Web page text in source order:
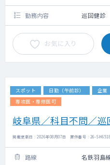
勤務内容 巡回健診
お気に入り
スポット 日勤（午前診） 企業
専攻医・専修医可
岐阜県／科目不問／巡
掲載更新日 : 2026年08月07日 案件番号 : 26-
路線 名鉄羽島